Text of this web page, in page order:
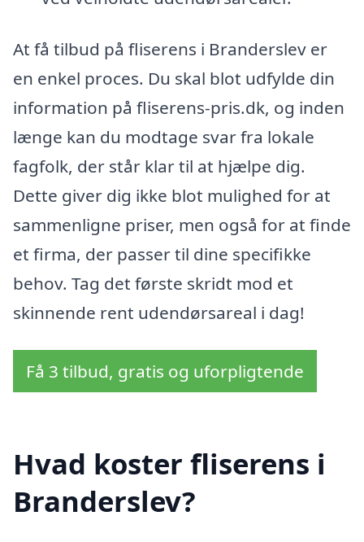
At få tilbud på fliserens i Branderslev er
en enkel proces. Du skal blot udfylde din
information på fliserens-pris.dk, og inden
længe kan du modtage svar fra lokale
fagfolk, der står klar til at hjælpe dig.
Dette giver dig ikke blot mulighed for at
sammenligne priser, men også for at finde
et firma, der passer til dine specifikke
behov. Tag det første skridt mod et
skinnende rent udendørsareal i dag!
Få 3 tilbud, gratis og uforpligtende
Hvad koster fliserens i
Branderslev?